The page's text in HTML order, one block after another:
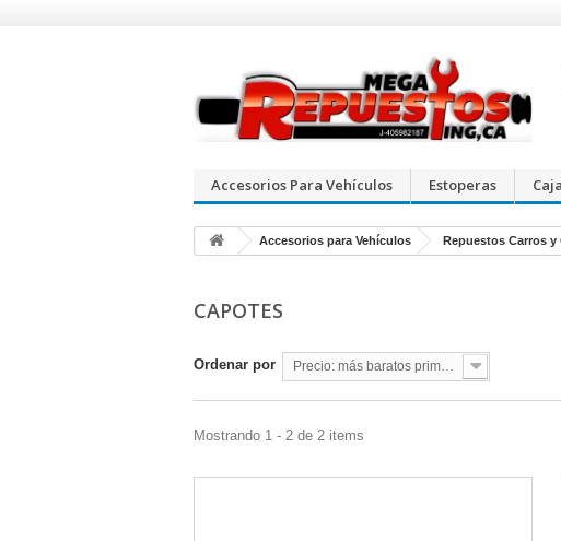
Accesorios Para Vehículos Estoperas
Accesorios para Vehículos Repuestos Carros y
CAPOTES
Ordenar por
Mostrando 1 - 2 de 2 items